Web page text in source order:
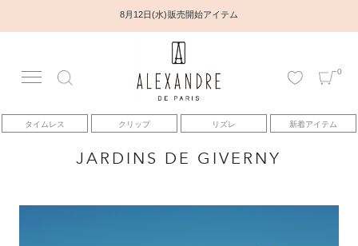
8月12日(水) 販売開始アイテム
0
タイムレス クリップ リズレ 新着アイテム
アカウント
アイテム
JARDINS DE GIVERNY